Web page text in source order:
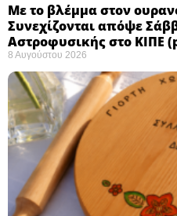
Με το βλέμμα στον
Συνεχίζονται απόψε
Αστροφυσικής στο ΚΙΠΕ
8 Αυγούστου 2026